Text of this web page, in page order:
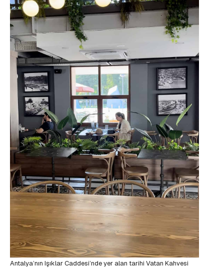
Antalya’nın Işıklar Caddesi’nde yer alan tarihi Vatan Kahvesi